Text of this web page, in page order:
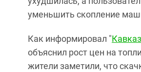
уменьшить скопление
Как информировал "
объяснил рост цен на
жители заметили, что